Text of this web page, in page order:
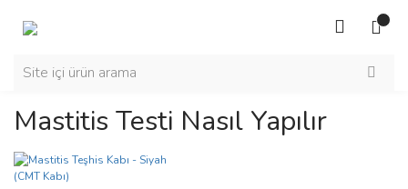
Mastitis Testi Nasıl Yapılır